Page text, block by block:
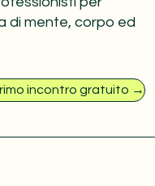
di mente, corpo ed
incontro gratuito →